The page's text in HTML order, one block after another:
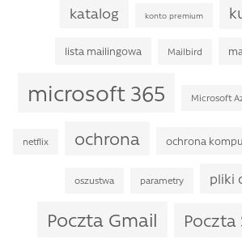
katalog konto premium
lista mailingowa Mailbird
microsoft 365 Microsoft
netflix ochrona ochrona
oszustwa parametry pliki
Poczta Gmail Poczta